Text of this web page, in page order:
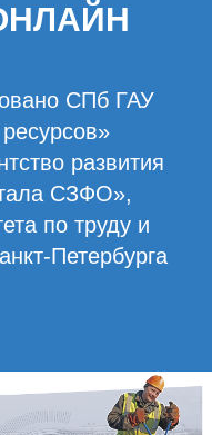
СПб ГАУ
развития
СЗФО»,
по труду и
Петербурга